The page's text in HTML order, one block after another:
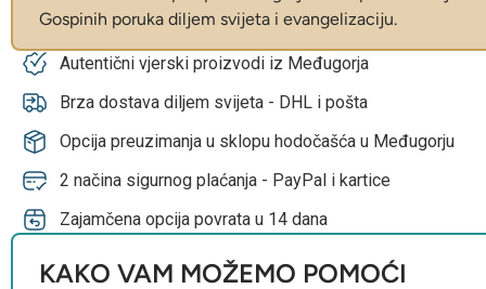
Gospinih poruka diljem svijeta i evangelizaciju.
Autentični vjerski proizvodi iz Međugorja
Brza dostava diljem svijeta - DHL i pošta
Opcija preuzimanja u sklopu hodočašća u Međugorju
2 načina sigurnog plaćanja - PayPal i kartice
Zajamčena opcija povrata u 14 dana
KAKO VAM MOŽEMO POMOĆI